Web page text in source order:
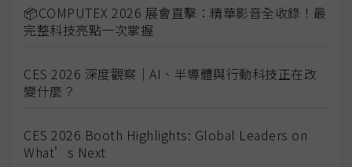
📦COMPUTEX 2026 展會直擊：精華影音全收錄！最
完整科技亮點一次掌握
CES 2026 深度觀察｜AI、半導體與行動科技正在改
變什麼？
CES 2026 Booth Highlights: Global Leaders on
What’s Next